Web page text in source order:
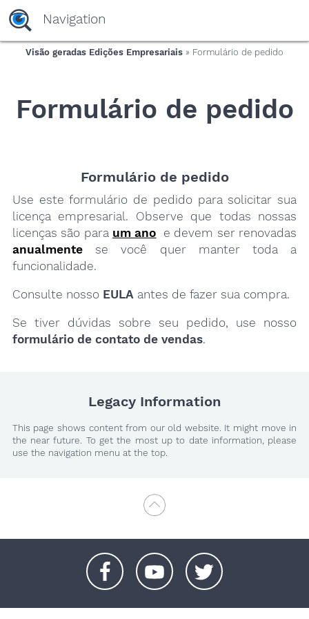
yaaaeag20
Navigation
Visão geradas Edições Empresariais » Formulário de pedido
Formulário de pedido
Formulário de pedido
Use este formulário de pedido para solicitar sua
licença empresarial. Observe que todas nossas
licenças são para um ano e devem ser renovadas
anualmente
se você quer manter toda a
funcionalidade.
Consulte nosso EULA antes de fazer sua compra.
Se tiver dúvidas sobre seu pedido, use nosso
formulário de contato de vendas.
Legacy Information
This page shows content from our old website. It might move in
the near future. To get the most up to date information, please
use the navigation menu at the top.